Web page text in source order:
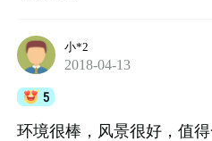
小*2
2018-04-13
5
环境很棒，风景很好，值